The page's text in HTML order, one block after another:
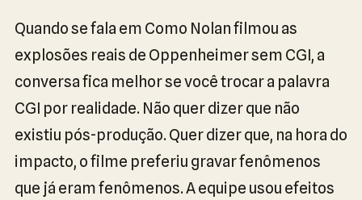
Quando se fala em Como Nolan filmou as
explosões reais de Oppenheimer sem CGI, a
conversa fica melhor se você trocar a palavra
CGI por realidade. Não quer dizer que não
existiu pós-produção. Quer dizer que, na hora do
impacto, o filme preferiu gravar fenômenos
que já eram fenômenos. A equipe usou efeitos